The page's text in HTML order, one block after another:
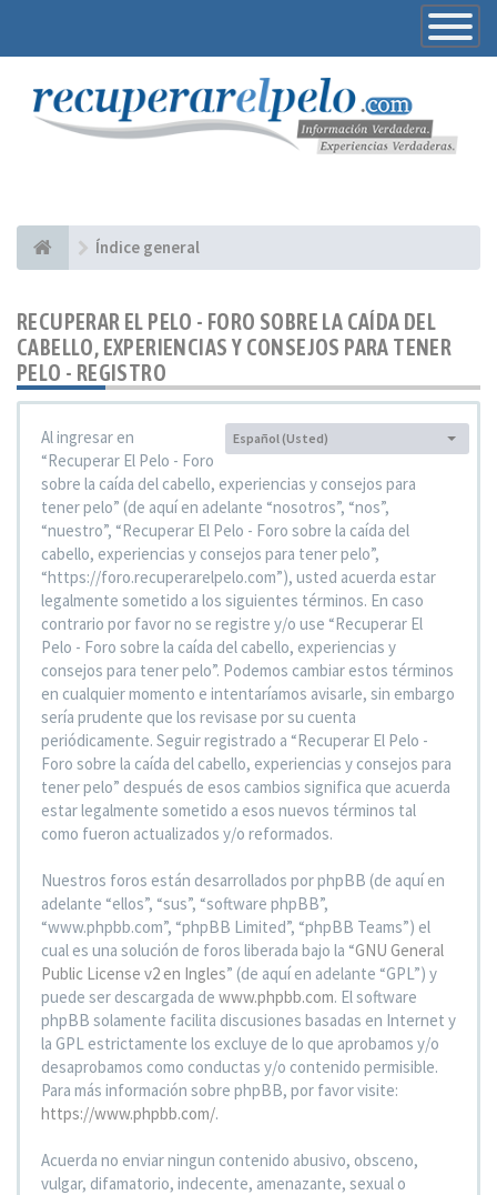
Toggle
Índice general
RECUPERAR EL PELO - FORO SOBRE LA CAÍDA DEL
CABELLO, EXPERIENCIAS Y CONSEJOS PARA TENER
PELO - REGISTRO
Idioma:
Español (Usted)
Al ingresar en
“Recuperar El Pelo - Foro
sobre la caída del cabello, experiencias y consejos para
tener pelo” (de aquí en adelante “nosotros”, “nos”,
“nuestro”, “Recuperar El Pelo - Foro sobre la caída del
cabello, experiencias y consejos para tener pelo”,
“https://foro.recuperarelpelo.com”), usted acuerda estar
legalmente sometido a los siguientes términos. En caso
contrario por favor no se registre y/o use “Recuperar El
Pelo - Foro sobre la caída del cabello, experiencias y
consejos para tener pelo”. Podemos cambiar estos términos
en cualquier momento e intentaríamos avisarle, sin embargo
sería prudente que los revisase por su cuenta
periódicamente. Seguir registrado a “Recuperar El Pelo -
Foro sobre la caída del cabello, experiencias y consejos para
tener pelo” después de esos cambios significa que acuerda
estar legalmente sometido a esos nuevos términos tal
como fueron actualizados y/o reformados.
Nuestros foros están desarrollados por phpBB (de aquí en
adelante “ellos”, “sus”, “software phpBB”,
“www.phpbb.com”, “phpBB Limited”, “phpBB Teams”) el
cual es una solución de foros liberada bajo la “GNU General
Public License v2 en Ingles” (de aquí en adelante “GPL”) y
puede ser descargada de www.phpbb.com. El software
phpBB solamente facilita discusiones basadas en Internet y
la GPL estrictamente los excluye de lo que aprobamos y/o
desaprobamos como conductas y/o contenido permisible.
Para más información sobre phpBB, por favor visite:
https://www.phpbb.com/.
Acuerda no enviar ningun contenido abusivo, obsceno,
vulgar, difamatorio, indecente, amenazante, sexual o